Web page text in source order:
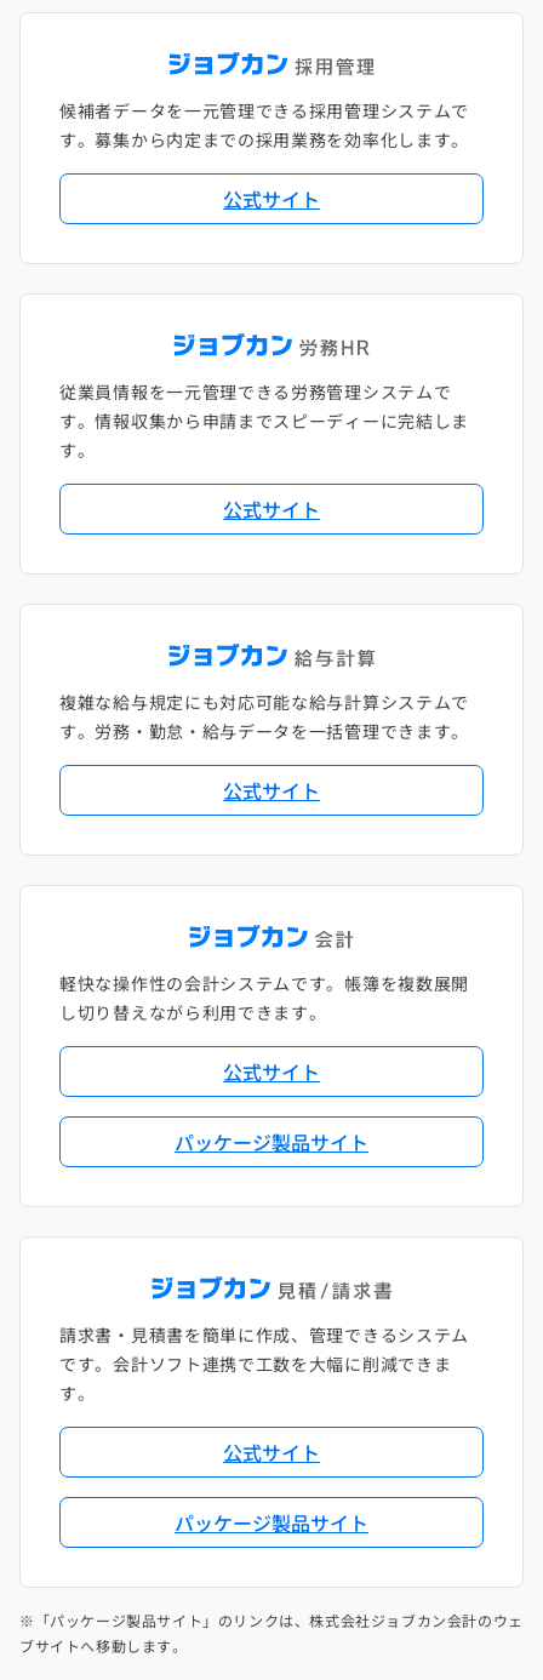
候補者データを一元管理できる採用管理システムで
す。募集から内定までの採用業務を効率化します。
公式サイト
従業員情報を一元管理できる労務管理システムで
す。情報収集から申請までスピーディーに完結しま
す。
公式サイト
複雑な給与規定にも対応可能な給与計算システムで
す。労務・勤怠・給与データを一括管理できます。
公式サイト
軽快な操作性の会計システムです。帳簿を複数展開
し切り替えながら利用できます。
公式サイト
パッケージ製品サイト
請求書・見積書を簡単に作成、管理できるシステム
です。会計ソフト連携で工数を大幅に削減できま
す。
公式サイト
パッケージ製品サイト
※「パッケージ製品サイト」のリンクは、株式会社ジョブカン会計のウェ
ブサイトへ移動します。